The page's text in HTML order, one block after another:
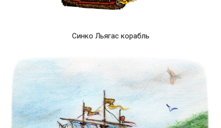
Синко Льягас корабль